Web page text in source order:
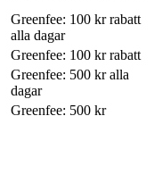
Greenfee: 100 kr rabatt
alla dagar
Greenfee: 100 kr rabatt
Greenfee: 500 kr alla
dagar
Greenfee: 500 kr